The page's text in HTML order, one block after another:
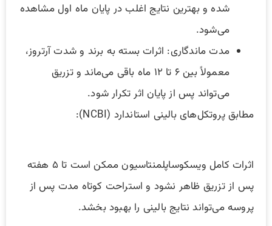
شده و بهترین نتایج اغلب در پایان ماه اول مشاهده
می‌شود.
مدت ماندگاری: اثرات بسته به برند و شدت آرتروز،
معمولاً بین ۶ تا ۱۲ ماه باقی می‌ماند و تزریق
می‌تواند پس از پایان اثر تکرار شود.
مطابق پروتکل‌های بالینی استاندارد (NCBI):
اثرات کامل ویسکوساپلمنتاسیون ممکن است تا ۵ هفته
پس از تزریق ظاهر نشود و استراحت کوتاه مدت پس از
پروسه می‌تواند نتایج بالینی را بهبود بخشد.